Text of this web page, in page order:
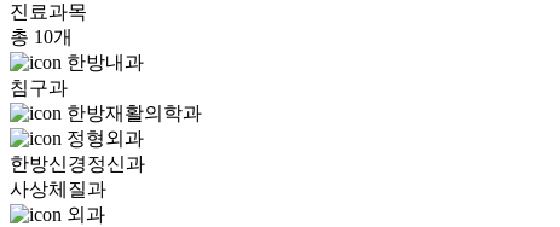
진료과목
총 10개
한방내과
침구과
한방재활의학과
정형외과
한방신경정신과
사상체질과
외과